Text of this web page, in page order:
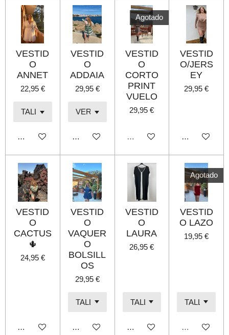
r
r
r
VESTID
O
ANNET
22,95 €
Añadir al carrito
VESTID
O
ADDAIA
29,95 €
Añadir al carrito
Agotado
VESTID
O
CORTO
PRINT
VUELO
29,95 €
Agotado
VESTID
O/JERS
EY
29,95 €
Añadir al
VESTID
O
CACTUS
🌵
24,95 €
Añadir al carrito
VESTID
O
VAQUER
O
BOLSILL
OS
29,95 €
Añadir al carrito
VESTID
O
LAURA
26,95 €
Añadir al carrito
Agotado
VESTID
O LAZO
19,95 €
Agotado